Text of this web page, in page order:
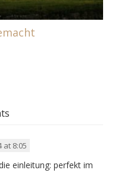
at 8:05
einleitung: perfekt im